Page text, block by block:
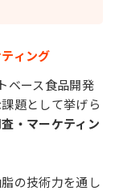
ィング
ベース食品開発
題として挙げら
査・マーケティン
の技術力を通し